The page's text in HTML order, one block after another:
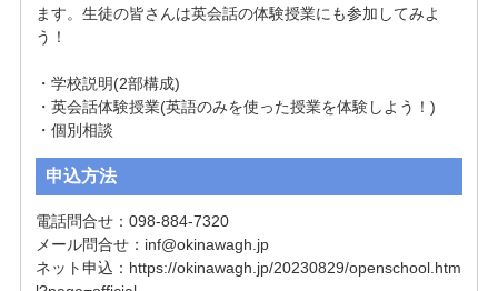
ます。生徒の皆さんは英会話の体験授業にも参加してみよ
う！
・学校説明(2部構成)
・英会話体験授業(英語のみを使った授業を体験しよう！)
申込方法
電話問合せ：098-884-7320
メール問合せ： inf@okinawagh.jp
ネット申込：https://okinawagh.jp/20230829/openschool.htm